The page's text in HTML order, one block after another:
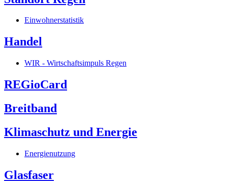
Einwohnerstatistik
Handel
WIR - Wirtschaftsimpuls Regen
REGioCard
Breitband
Klimaschutz und Energie
Energienutzung
Glasfaser